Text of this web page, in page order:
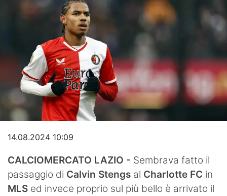
Settore Giovanile
Lazio Women
Calciomercato
Video
14.08.2024 10:09
CALCIOMERCATO LAZIO - Sembrava fatto il
passaggio di Calvin Stengs al Charlotte FC in
MLS ed invece proprio sul più bello è arrivato il